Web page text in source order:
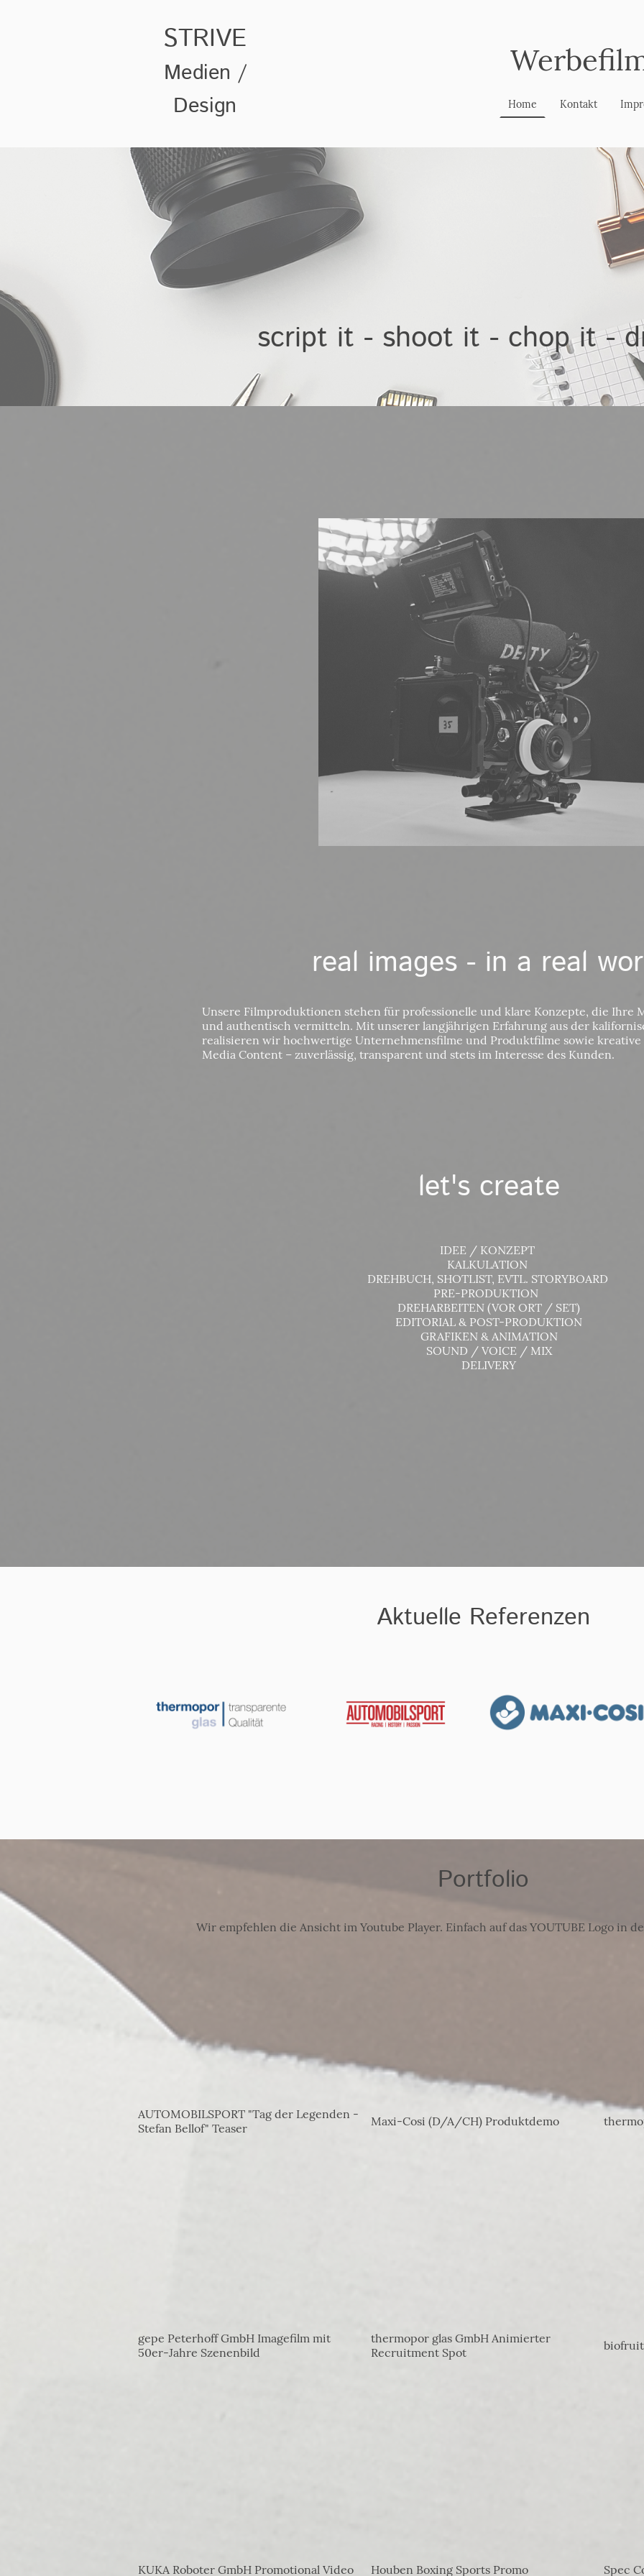
STRIVE
Medien /
Design Home Kontakt
script it - shoot it - chop it -
real images - in a real
Unsere Filmproduktionen stehen für professionelle und klare Konzepte, die Ihre
und authentisch vermitteln. Mit unserer langjährigen Erfahrung aus der
realisieren wir hochwertige Unternehmensfilme und Produktfilme sowie kreative
Media Content – zuverlässig, transparent und stets im Interesse des Kunden.
IDEE / KONZEPT
KALKULATION
DREHBUCH, SHOTLIST, EVTL. STORYBOARD
PRE-PRODUKTION
DREHARBEITEN (VOR ORT / SET)
EDITORIAL & POST-PRODUKTION
GRAFIKEN & ANIMATION
SOUND / VOICE / MIX
DELIVERY
let's create
Aktuelle Referenzen
Portfolio
Maxi-Cosi (D/A/CH) Produktdemo
gepe Peterhoff GmbH Imagefilm mit
50er-Jahre Szenenbild
thermopor glas GmbH Animierter
Recruitment Spot
Houben Boxing Sports Promo
biofruit
KUKA Roboter GmbH Promotional Video Spec
AUTOMOBILSPORT "Tag der Legenden -
Stefan Bellof" Teaser
Wir empfehlen die Ansicht im Youtube Player. Einfach auf das YOUTUBE Logo in